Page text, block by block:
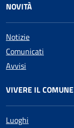
NOVITÀ
Notizie
Comunicati
Avvisi
VIVERE IL COMUNE
Luoghi